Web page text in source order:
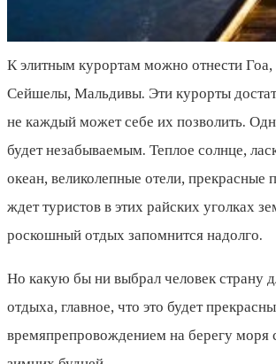
К элитным курортам можно отнести
Сейшелы, Мальдивы. Эти курорты
не каждый может себе их позволить.
будет незабываемым. Теплое солнце,
океан, великолепные отели, прекрасные
ждет туристов в этих райских уголках
роскошный отдых запомнится надолго.
Но какую бы ни выбрал человек страну
отдыха, главное, что это будет
времяпрепровождением на берегу моря